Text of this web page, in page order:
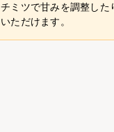
チミツで甘みを調整した
いただけます。